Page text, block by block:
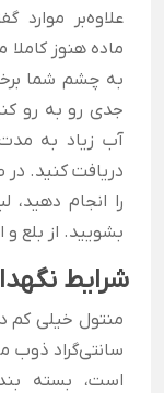
علاوه‌بر
ماده هنوز کاملا
به چشم شما
جدی رو به رو
دریافت کنید. در
را انجام
بشویید. از بلع
شرایط
سانتی‌گراد ذوب
است، بسته